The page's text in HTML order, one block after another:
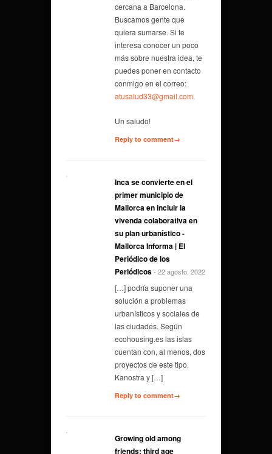
cercana a Barcelona.
Buscamos gente que
quiera sumarse. Si te
interesa conocer un poco
más sobre nuestra idea, te
puedes poner en contacto
conmigo en el correo:
atusalud33@gmail.com.
Un saludo!
Reply to comment→
Inca se convierte en el
primer municipio de
Mallorca en incluir la
vivenda colaborativa en
su plan urbanístico -
Mallorca Informa | El
Periódico de los
Periódicos- 22 agosto, 2022
[…] podría suponer una
solución a problemas
urbanísticos y sociales de
las ciudades. Según
ecohousing.es las islas
cuentan con, al menos, dos
proyectos de este tipo.
Kanostra y […]
Reply to comment→
Growing old among
friends: third age